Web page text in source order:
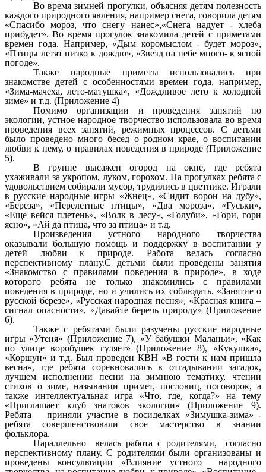
Во время зимней прогулки, объясняя детям полезность
каждого природного явления, например снега, говорила детям
«Спасибо мороз, что снегу нанес»,«Снега надует - хлеба
прибудет». Во время прогулок знакомила детей с приметами
времен года. Например, «Дым коромыслом - будет мороз»,
«Птицы летят низко к дождю», «Звезд на небе много- к ясной
погоде».
Также народные приметы использовались при
знакомстве детей с особенностями времен года, например,
«Зима-мачеха, лето-матушка», «Дождливое лето к холодной
зиме» и т.д. (Приложение 4)
Помимо организации и проведения занятий по
экологии, устное народное творчество использовала во время
проведения всех занятий, режимных процессов. С детьми
было проведено много бесед о родном крае, о воспитании
любви к нему, о правилах поведения в природе (Приложение
5).
В группе высажен огород на окне, где ребята
ухаживали за укропом, луком, горохом. На прогулках ребята с
удовольствием собирали мусор, трудились в цветнике. Играли
в русские народные игры «Жнец», «Сидит ворон на дубу»,
«Береза», «Перелетные птицы», «Два мороза», «Гуськи»,
«Еще вейся плетень», «Волк в лесу», «Голуби», «Гори, гори
ясно», «Ай да птица, что за птица» и т.д.
Произведения устного народного творчества
оказывали большую помощь и поддержку в воспитании у
детей любви к природе. Работа велась согласно
перспективному плану.С детьми были проведены занятия
«Знакомство с правилами поведения в природе», в ходе
которого ребята не только знакомились с правилами
поведения в природе, но и учились их соблюдать, «Занятие о
русской березе», «Русская народная песня», «Красная книга –
сигнал опасности», «Давайте беречь природу» (Приложение
6).
Также с ребятами были разучены русские народные
игры «Утеня» (Приложение 7), «У бабушки Маланьи», «Как
по улице воробушек гуляет» (Приложение 8), «Кукушка»,
«Коршун» и т.д. Был проведен КВН «В гости к нам пришла
весна», где ребята соревновались в отгадывании загадок,
лучшем исполнении песни на зимнюю тематику, чтении
стихов о зиме, назывании примет, пословиц, поговорок, а
также интеллектуальная игра «Что, где, когда?» на тему
«Приглашает клуб знатоков экологии» (Приложение 9).
Ребята приняли участие в посиделках «Зимушка-зима» -
ребята совершенствовали свое мастерство в знании
фольклора.
Параллельно велась работа с родителями, согласно
перспективному плану. С родителями были организованы и
проведены консультации «Влияние устного народного